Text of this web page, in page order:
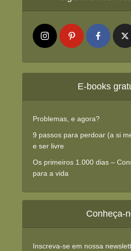
E-books
Problemas, e agora?
9 passos para perdoar (a si
e ser livre
Os primeiros 1.000 dias –
para a vida
Conheça-
Inscreva-se em nossa